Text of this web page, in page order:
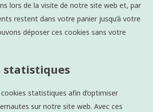
lors de la visite de notre site web et, par
restent dans votre panier jusqu’à votre
déposer ces cookies sans votre
statistiques
statistiques afin d’optimiser
sur notre site web. Avec ces